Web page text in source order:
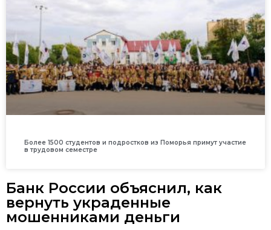
Более 1500 студентов и подростков из Поморья примут участие
в трудовом семестре
Банк России объяснил, как
вернуть украденные
мошенниками деньги